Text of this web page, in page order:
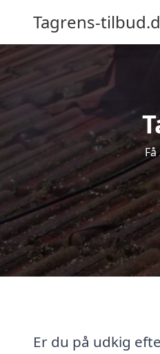
Tagrens-
Er du på udkig